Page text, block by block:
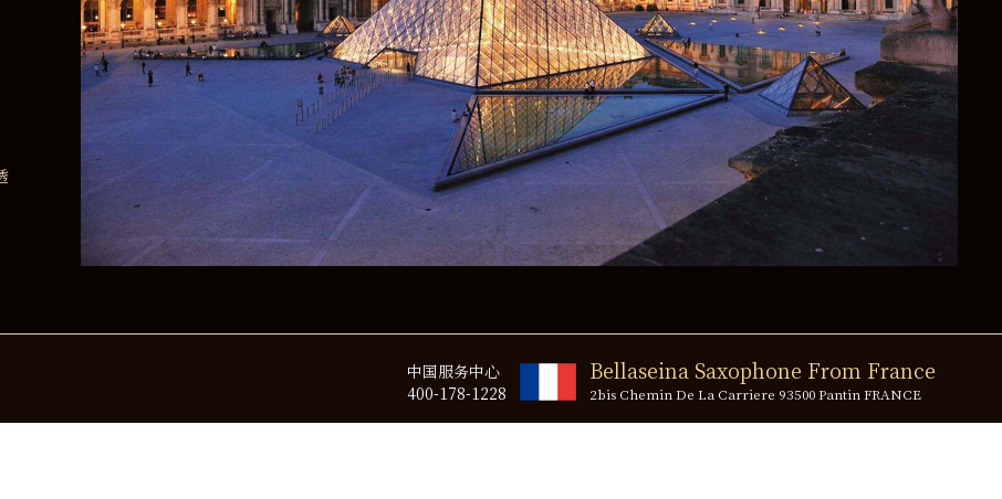
中国服务中心
400-178-1228
Bellaseina Saxophone From France
2bis Chemin De La Carriere 93500 Pantin FRANCE